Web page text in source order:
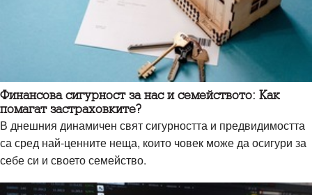
Финансова сигурност за нас и семейството: Как
помагат застраховките?
В днешния динамичен свят сигурността и предвидимостта
са сред най-ценните неща, които човек може да осигури за
себе си и своето семейство.